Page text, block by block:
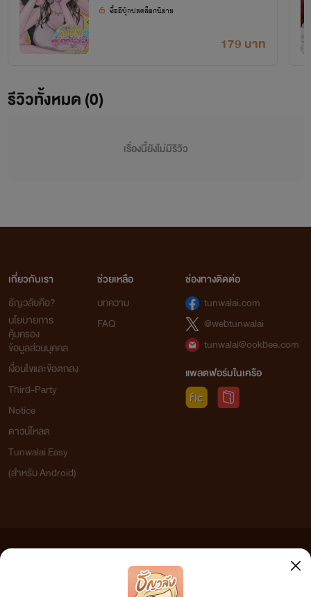
179 บาท
ซื้ออีบุ๊กปลดล็อกนิยาย
รีวิวทั้งหมด (0)
เรื่องนี้ยังไม่มีรีวิว
เกี่ยวกับเรา
ธัญวลัยคือ?
นโยบายการ
คุ้มครอง
ข้อมูลส่วนบุคคล
เงื่อนไขและข้อตกลง
Third-Party
Notice
ดาวน์โหลด
Tunwalai Easy
(สำหรับ Android)
ช่วยเหลือ
บทความ
FAQ
ช่องทางติดต่อ
tunwalai.com
@webtunwalai
tunwalai@ookbee.com
แพลตฟอร์มในเครือ
เว็บไซต์แห่งนี้ไม่ได้เห็นด้วยและไม่ขอรับผิดชอบต่อข้อความใดๆ ทั้งสิ้น ดังนั้นผู้อ่านทุกท่านโปรดใช้
วิจารณญาณในการกลั่นกรองด้วยตนเอง และหากท่านพบข้อความใดๆ ที่ขัดต่อกฎหมายและศีลธรรม